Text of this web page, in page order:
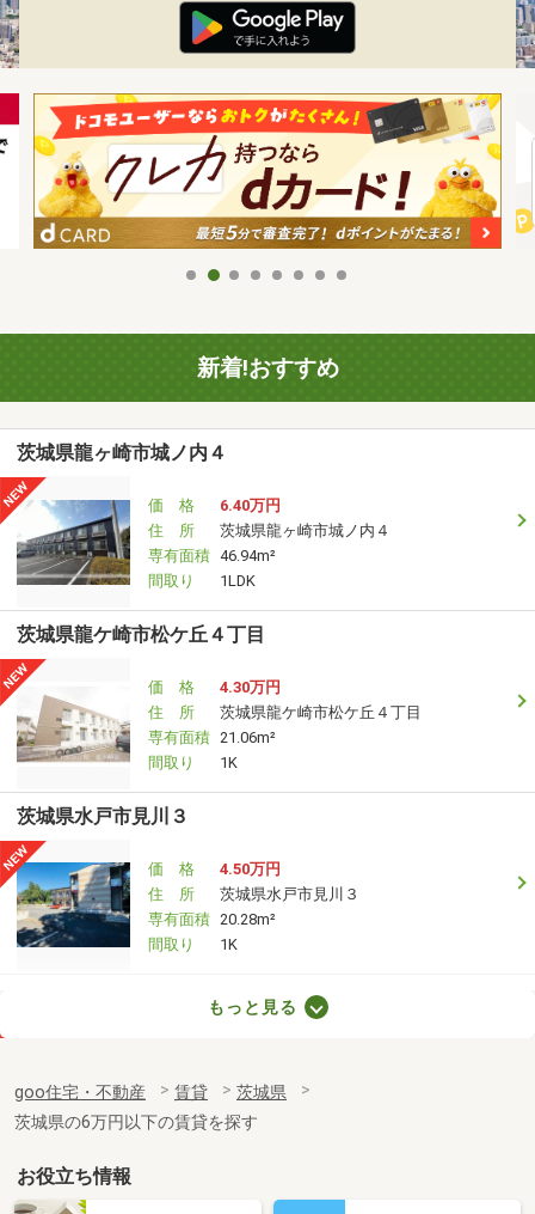
新着!おすすめ
茨城県龍ヶ崎市城ノ内４
価 格
6.40万円
住 所
茨城県龍ヶ崎市城ノ内４
専有面積 46.94m²
間取り
1LDK
茨城県龍ケ崎市松ケ丘４丁目
価 格
4.30万円
住 所
茨城県龍ケ崎市松ケ丘４丁目
専有面積 21.06m²
間取り
1K
茨城県水戸市見川３
価 格
4.50万円
住 所
茨城県水戸市見川３
専有面積 20.28m²
間取り
1K
専有面積
26.49m²
間取り
1K
茨城県東茨城郡茨城町大字長岡
もっと見る
goo住宅・不動産 賃貸
茨城県
茨城県の6万円以下の賃貸を探す
お役立ち情報